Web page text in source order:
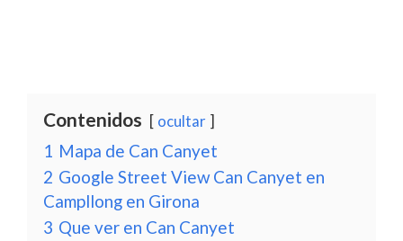
Contenidos ocultar
1 Mapa de Can Canyet
2 Google Street View Can Canyet en
Campllong en Girona
3 Que ver en Can Canyet